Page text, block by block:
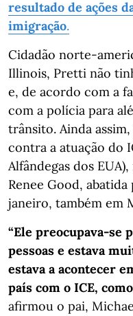
resultado de ações
imigração.
Cidadão norte-
Illinois, Pretti não
e, de acordo com a
com a polícia para
trânsito. Ainda
contra a atuação do
Alfândegas dos
Renee Good,
janeiro, também em
“Ele preocupava-se
pessoas e estava
estava a acontecer
país com o ICE,
afirmou o pai,